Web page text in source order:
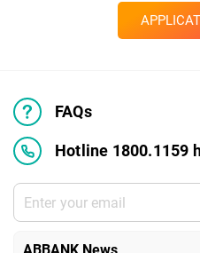
FAQs
Hotline 1800.1159